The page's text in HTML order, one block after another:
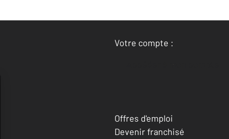
Votre compte :
Accéder à mon compte
Offres d'emploi
Devenir franchisé